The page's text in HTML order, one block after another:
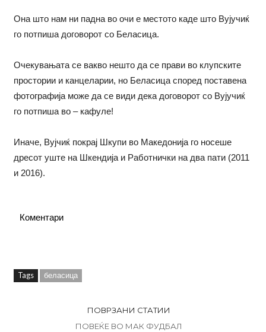
Она што нам ни падна во очи е местото каде што Вујучиќ
го потпиша договорот со Беласица.
Очекувањата се вакво нешто да се прави во клупските
простории и канцеларии, но Беласица според поставена
фотографија може да се види дека договорот со Вујучиќ
го потпиша во – кафуле!
Иначе, Вујчиќ покрај Шкупи во Македонија го носеше
дресот уште на Шкендија и Работнички на два пати (2011
и 2016).
Коментари
Tags беласица
ПОВРЗАНИ СТАТИИ
ПОВЕЌЕ ВО МАК ФУДБАЛ